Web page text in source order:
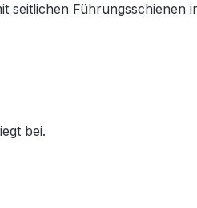
seitlichen
bei.